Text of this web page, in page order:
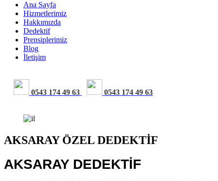
Ana Sayfa
Hizmetlerimiz
Hakkımızda
Dedektif
Prensiplerimiz
Blog
İletişim
0543 174 49 63 0543 174 49 63
AKSARAY ÖZEL DEDEKTİF
AKSARAY DEDEKTİF